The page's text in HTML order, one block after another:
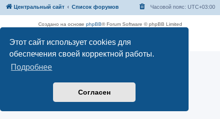
Этот сайт использует cookies для
обеспечения своей корректной работы.
Подробнее
Согласен
Центральный сайт Список форумов Часовой пояс: UTC+03:00
Создано на основе phpBB® Forum Software © phpBB Limited
Конфиденциальность|Правила